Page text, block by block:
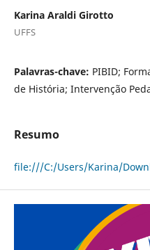
Karina Araldi Girotto
UFFS
Palavras-chave: PIBID;
de História; Intervenção
Resumo
file:///C:/Users/Karina/